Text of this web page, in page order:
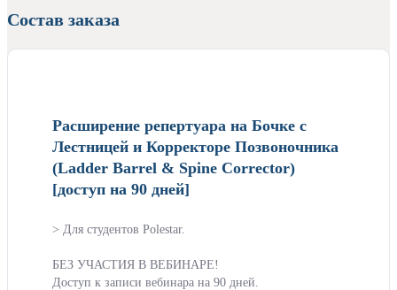
Состав заказа
Расширение репертуара на Бочке с
Лестницей и Корректоре Позвоночника
(Ladder Barrel & Spine Corrector)
[доступ на 90 дней]
> Для студентов Polestar.
БЕЗ УЧАСТИЯ В ВЕБИНАРЕ!
Доступ к записи вебинара на 90 дней.